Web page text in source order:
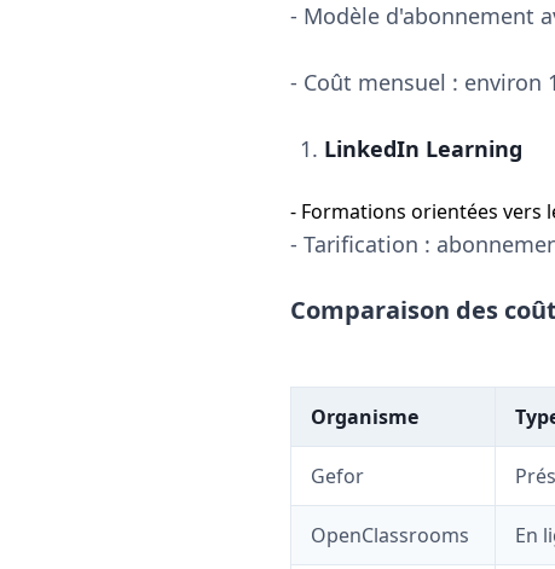
- Modèle d'abonnement
- Coût mensuel : environ
LinkedIn Learning
- Formations orientées vers
- Tarification :
Comparaison des
Organisme
Gefor
OpenClassrooms En